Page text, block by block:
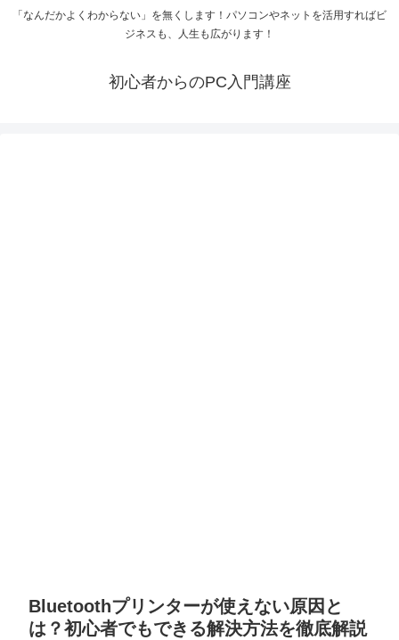
「なんだかよくわからない」を無くします！パソコンやネットを活用すればビ
ジネスも、人生も広がります！
初心者からのPC入門講座
Bluetoothプリンターが使えない原因と
は？初心者でもできる解決方法を徹底解説